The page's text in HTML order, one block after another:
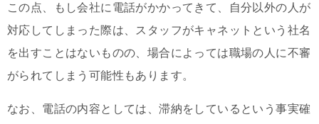
この点、もし会社に電話がかかってきて、自分以外の人が
対応してしまった際は、スタッフがキャネットという社名
を出すことはないものの、場合によっては職場の人に不審
がられてしまう可能性もあります。
なお、電話の内容としては、滞納をしているという事実確